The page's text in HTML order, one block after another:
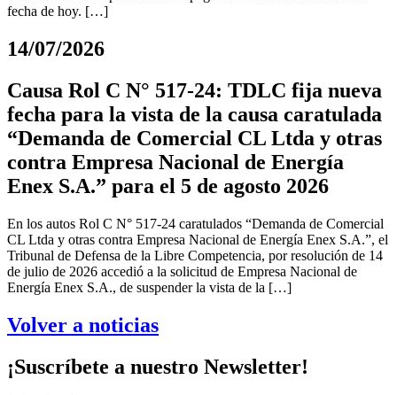
fecha de hoy. […]
14/07/2026
Causa Rol C N° 517-24: TDLC fija nueva
fecha para la vista de la causa caratulada
“Demanda de Comercial CL Ltda y otras
contra Empresa Nacional de Energía
Enex S.A.” para el 5 de agosto 2026
En los autos Rol C N° 517-24 caratulados “Demanda de Comercial
CL Ltda y otras contra Empresa Nacional de Energía Enex S.A.”, el
Tribunal de Defensa de la Libre Competencia, por resolución de 14
de julio de 2026 accedió a la solicitud de Empresa Nacional de
Energía Enex S.A., de suspender la vista de la […]
Volver a noticias
¡Suscríbete a nuestro Newsletter!